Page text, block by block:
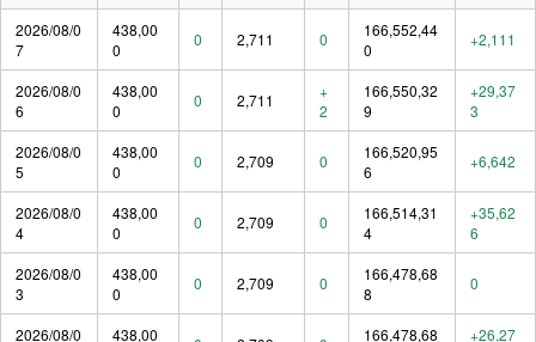
2026/08/0
7
438,00
0
0 2,711 0
166,552,44
0
+2,111
2026/08/0
6
438,00
0
0 2,711
+
2
166,550,32
9
+29,37
3
2026/08/0
5
438,00
0
0 2,709 0
166,520,95
6
+6,642
2026/08/0
4
438,00
0
0 2,709 0
166,514,31
4
+35,62
6
2026/08/0
3
438,00
0
0 2,709 0
166,478,68
8
0
2026/08/0
438,00
166,478,68
+26,27